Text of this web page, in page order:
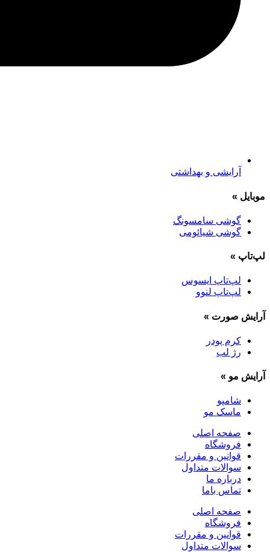
آرایشی و بهداشتی
موبایل »
گوشی سامسونگ
گوشی شیائومی
لپ‌تاپ »
لپ‌تاپ ایسوس
لپ‌تاپ لنوو
آرایش صورت »
کرم پودر
رژ لب
آرایش مو »
شامپو
ماسک مو
صفحه اصلی
فروشگاه
قوانین و مقررات
سوالات متداول
درباره ما
تماس باما
صفحه اصلی
فروشگاه
قوانین و مقررات
سوالات متداول